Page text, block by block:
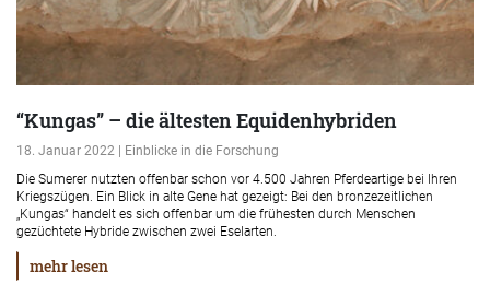
“Kungas” – die ältesten Equidenhybriden
18. Januar 2022 | Einblicke in die Forschung
Die Sumerer nutzten offenbar schon vor 4.500 Jahren Pferdeartige bei Ihren
Kriegszügen. Ein Blick in alte Gene hat gezeigt: Bei den bronzezeitlichen
„Kungas“ handelt es sich offenbar um die frühesten durch Menschen
gezüchtete Hybride zwischen zwei Eselarten.
mehr lesen